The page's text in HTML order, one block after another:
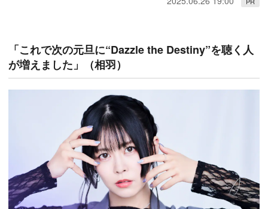
「これで次の元旦に“Dazzle the Destiny”を聴く人
が増えました」（相羽）